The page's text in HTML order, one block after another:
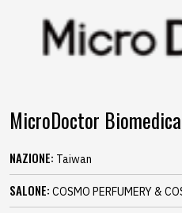
MicroDoctor
NAZIONE: Taiwan
SALONE: COSMO PERFUMERY &